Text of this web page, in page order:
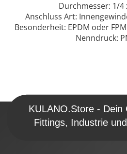
Durchmesser: 1/4
Anschluss Art:
Besonderheit: EPDM oder
Nenndruck:
KULANO.Store - Dein
Fittings, Industrie